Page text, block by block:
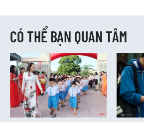
CÓ THỂ BẠN QUAN TÂM